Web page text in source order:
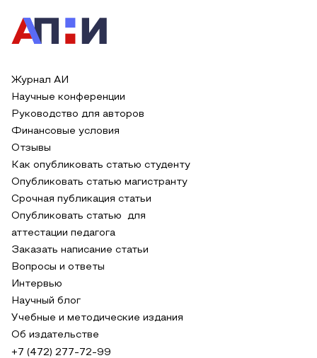
Журнал АИ
Научные конференции
Руководство для авторов
Финансовые условия
Отзывы
Как опубликовать статью студенту
Опубликовать статью магистранту
Срочная публикация статьи
Опубликовать статью для
аттестации педагога
Заказать написание статьи
Вопросы и ответы
Интервью
Научный блог
Учебные и методические издания
Об издательстве
+7 (472) 277-72-99